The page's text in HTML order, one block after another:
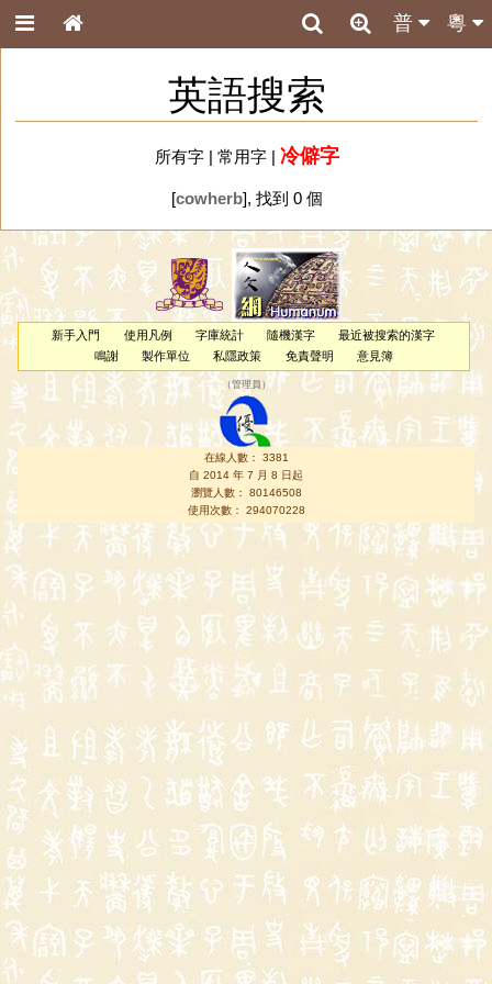
粵
普
英語搜索
所有字| 常用字| 冷僻字
[cowherb], 找到 0 個
新手入門 使用凡例 字庫統計 隨機漢字
最近被搜索的漢字
鳴謝
製作單位 私隱政策 免責聲明 意見簿
（管理員 ）
在線人數： 3381
自 2014 年 7 月 8 日起
瀏覽人數： 80146508
使用次數： 294070228